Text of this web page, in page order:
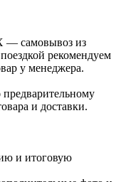
— самовывоз из
рекомендуем
у менеджера.
и доставки.
и итоговую